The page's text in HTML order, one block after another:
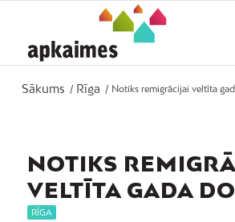
Sākums / Rīga / Notiks remigrācijai veltīta
NOTIKS
VELTĪTA GADA
RĪGA